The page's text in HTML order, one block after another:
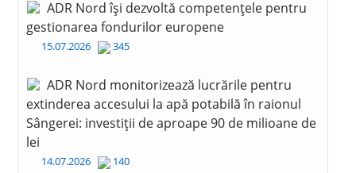
ADR Nord își dezvoltă competențele pentru
gestionarea fondurilor europene
15.07.2026 345
ADR Nord monitorizează lucrările pentru
extinderea accesului la apă potabilă în raionul
Sângerei: investiții de aproape 90 de milioane de
lei
14.07.2026 140